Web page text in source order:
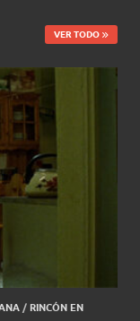
VER TODO
/ RINCÓN EN